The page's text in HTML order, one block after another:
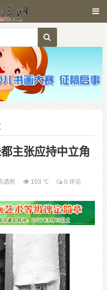
主张应持中立角
透析 103 ℃ 0 评论